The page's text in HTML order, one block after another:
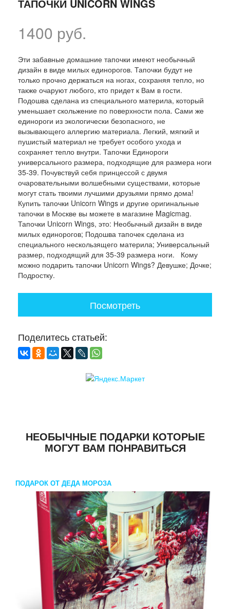
ТАПОЧКИ UNICORN WINGS
1400 руб.
Эти забавные домашние тапочки имеют необычный
дизайн в виде милых единорогов. Тапочки будут не
только прочно держаться на ногах, сохраняя тепло, но
также очаруют любого, кто придет к Вам в гости.
Подошва сделана из специального материла, который
уменьшает скольжение по поверхности пола. Сами же
единороги из экологически безопасного, не
вызывающего аллергию материала. Легкий, мягкий и
пушистый материал не требует особого ухода и
сохраняет тепло внутри. Тапочки Единороги
универсального размера, подходящие для размера ноги
35-39. Почувствуй себя принцессой с двумя
очаровательными волшебными существами, которые
могут стать твоими лучшими друзьями прямо дома!
Купить тапочки Unicorn Wings и другие оригинальные
тапочки в Москве вы можете в магазине Magicmag.
Тапочки Unicorn Wings, это: Необычный дизайн в виде
милых единорогов; Подошва тапочек сделана из
специального нескользящего материла; Универсальный
размер, подходящий для 35-39 размера ноги. Кому
можно подарить тапочки Unicorn Wings? Девушке; Дочке;
Подростку.
Посмотреть
Поделитесь статьей:
НЕОБЫЧНЫЕ ПОДАРКИ КОТОРЫЕ
МОГУТ ВАМ ПОНРАВИТЬСЯ
ПОДАРОК ОТ ДЕДА МОРОЗА